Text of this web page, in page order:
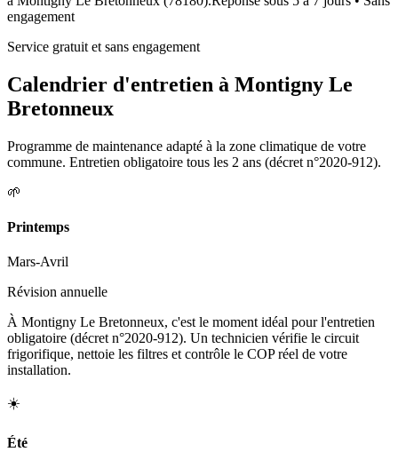
engagement
Service gratuit et sans engagement
Calendrier d'entretien à Montigny Le
Bretonneux
Programme de maintenance adapté à la zone climatique de votre
commune. Entretien obligatoire tous les 2 ans (décret n°2020-912).
🌱
Printemps
Mars-Avril
Révision annuelle
À Montigny Le Bretonneux, c'est le moment idéal pour l'entretien
obligatoire (décret n°2020-912). Un technicien vérifie le circuit
frigorifique, nettoie les filtres et contrôle le COP réel de votre
installation.
☀️
Été